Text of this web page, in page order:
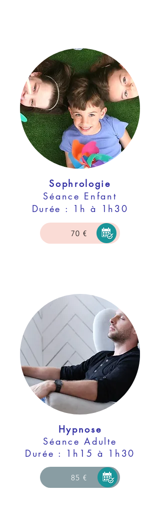
Sophrologie
Séance Enfant
Durée : 1h à 1h30
70 €
Hypnose
Séance Adulte
Durée : 1h15 à 1h30
85 €